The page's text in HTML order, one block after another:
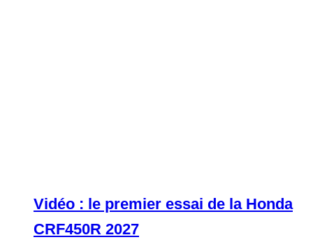
Vidéo : le premier essai de la Honda
CRF450R 2027